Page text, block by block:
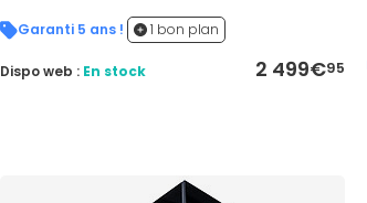
Garanti 5 ans ! 1 bon plan
2 499€95
Dispo web : En stock